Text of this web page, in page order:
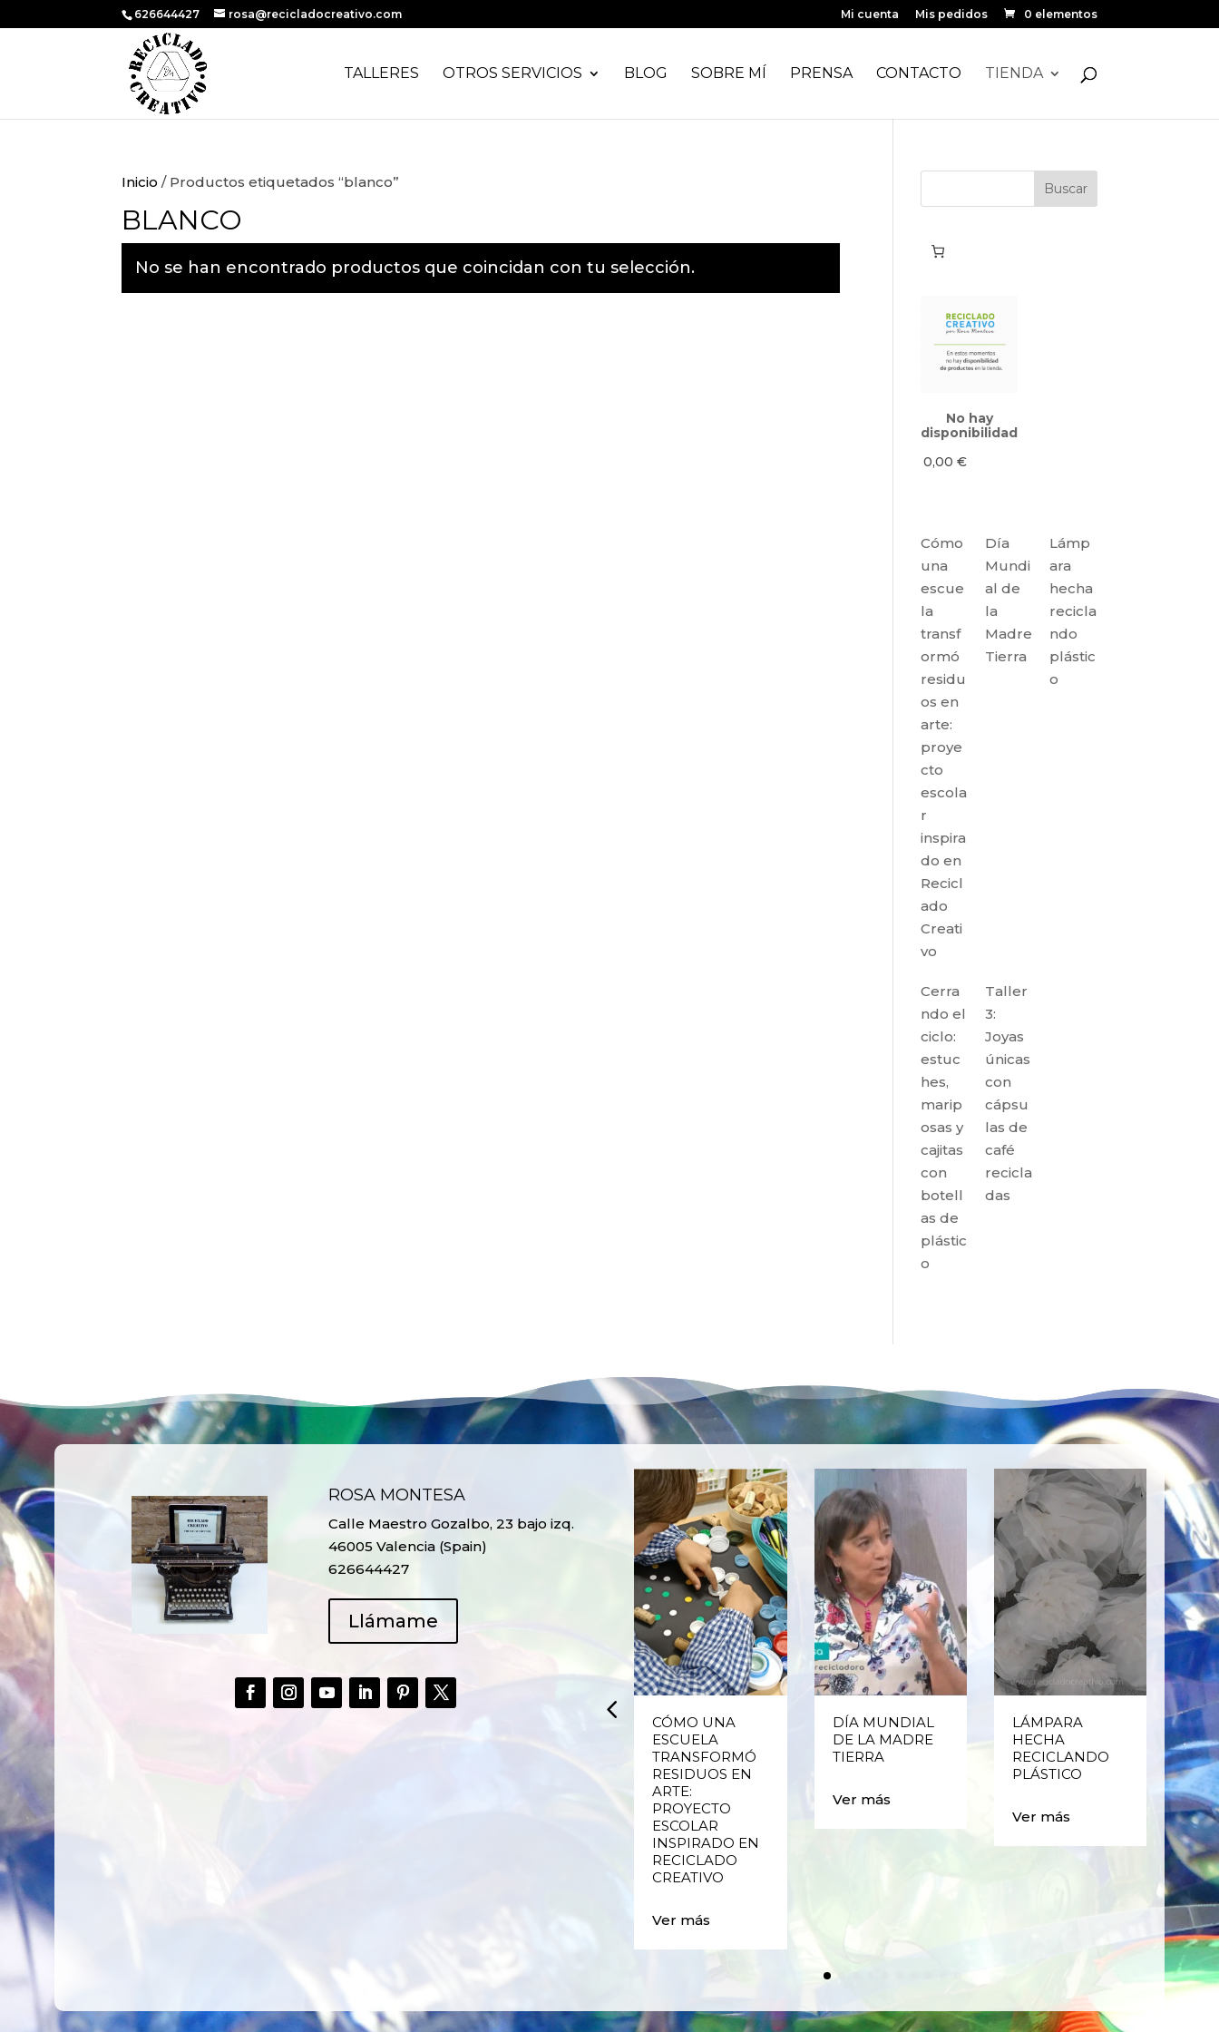
626644427 rosa@recicladocreativo.com Mi cuenta Mis pedidos 0 elementos
TALLERES OTROS SERVICIOS BLOG SOBRE MÍ PRENSA CONTACTO TIENDA
Inicio / Productos etiquetados “blanco”
BLANCO
No se han encontrado productos que coincidan con tu selección.
No hay
disponibilidad
0,00€
Cómo
una
escue
la
transf
ormó
residu
os en
arte:
proye
cto
escola
r
inspira
do en
Recicl
ado
Creati
vo
Día
Mundi
al de
la
Madre
Tierra
Lámp
ara
hecha
recicla
ndo
plástic
o
Cerra
ndo el
ciclo:
estuc
hes,
marip
osas y
cajitas
con
botell
as de
plástic
o
Taller
3:
Joyas
únicas
con
cápsu
las de
café
recicla
das
ROSA MONTESA
Calle Maestro Gozalbo, 23 bajo izq.
46005 Valencia (Spain)
626644427
Llámame
RECICLAR Y
Ver más
CÓMO UNA
TRANSFORMÓ
RESIDUOS EN
INSPIRADO EN
RECICLADO
DÍA MUNDIAL
DE LA MADRE
TIERRA
HECHA
RECICLANDO
CERRANDO EL
ESTUCHES,
MARIPOSAS Y
CAJITAS CON
BOTELLAS DE
PLÁSTICO